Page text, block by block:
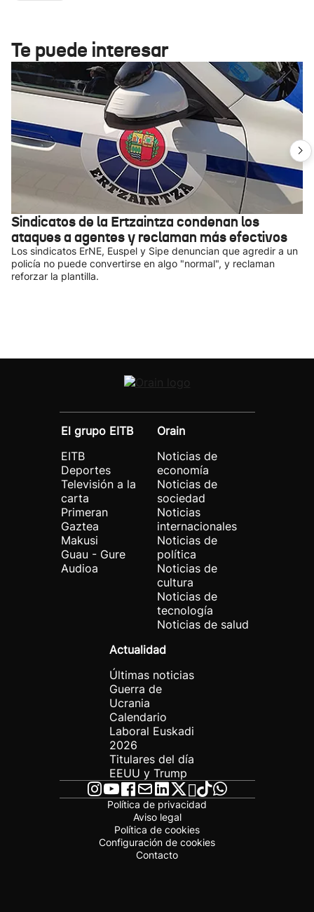
Te puede interesar
Sindicatos de la Ertzaintza condenan los
ataques a agentes y reclaman más efectivos
Los sindicatos ErNE, Euspel y Sipe denuncian que agredir a un
policía no puede convertirse en algo "normal", y reclaman
reforzar la plantilla.
El grupo EITB
EITB
Deportes
Televisión a la
carta
Primeran
Gaztea
Makusi
Guau - Gure
Audioa
Orain
Noticias de
economía
Noticias de
sociedad
Noticias
internacionales
Noticias de
política
Noticias de
cultura
Noticias de
tecnología
Noticias de salud
Actualidad
Últimas noticias
Guerra de
Ucrania
Calendario
Laboral Euskadi
2026
Titulares del día
EEUU y Trump
Política de privacidad
Aviso legal
Política de cookies
Configuración de cookies
Contacto